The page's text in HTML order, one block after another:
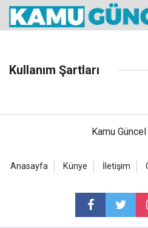
Kullanım Şartları
Kamu
Anasayfa Künye İletişim